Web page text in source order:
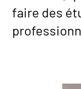
faire des